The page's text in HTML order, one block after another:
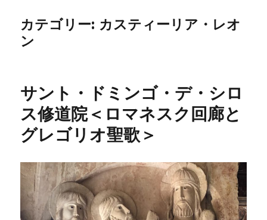
カテゴリー: カスティーリア・レオ
ン
サント・ドミンゴ・デ・シロ
ス修道院＜ロマネスク回廊と
グレゴリオ聖歌＞